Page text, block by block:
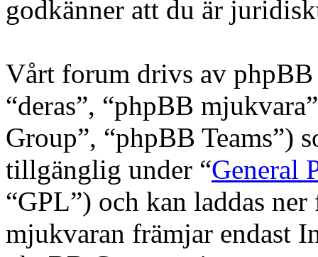
godkänner att du är
Vårt forum drivs av phpBB
“deras”, “phpBB
Group”, “phpBB Teams”)
tillgänglig under “General
“GPL”) och kan laddas
mjukvaran främjar endast